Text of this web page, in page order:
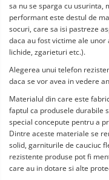
sa nu se sparga cu usurinta,
performant este destul de
socuri, care sa isi pastreze
daca au fost victime ale
lichide, zgarieturi etc.).
Alegerea unui telefon
daca se vor avea in vedere
Materialul din care este
faptul ca produsele durabile
special concepute pentru a
Dintre aceste materiale se
solid, garniturile de cauciuc
rezistente produse pot fi
care au in dotare si alte